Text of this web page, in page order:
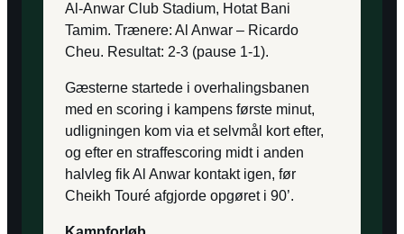
Al-Anwar Club Stadium, Hotat Bani
Tamim. Trænere: Al Anwar – Ricardo
Cheu. Resultat: 2-3 (pause 1-1).
Gæsterne startede i overhalingsbanen
med en scoring i kampens første minut,
udligningen kom via et selvmål kort efter,
og efter en straffescoring midt i anden
halvleg fik Al Anwar kontakt igen, før
Cheikh Touré afgjorde opgøret i 90’.